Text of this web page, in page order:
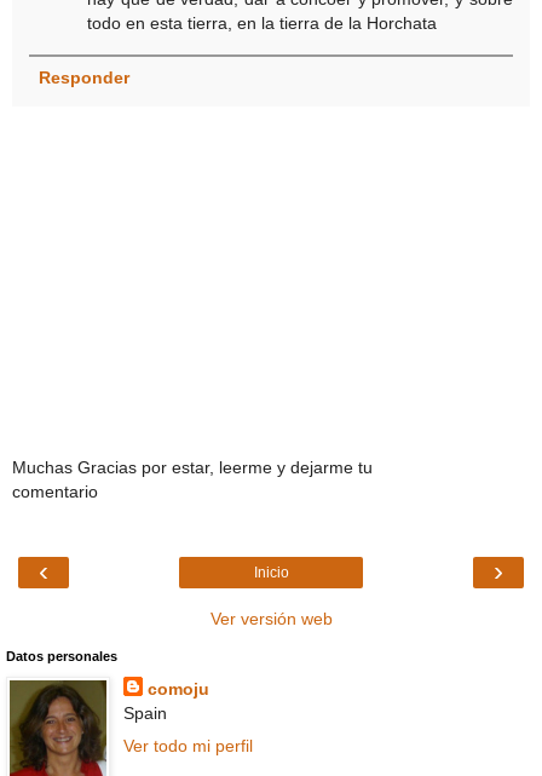
todo en esta tierra, en la tierra de la Horchata
Responder
Muchas Gracias por estar, leerme y dejarme tu
comentario
‹ ›
Inicio
Ver versión web
Datos personales
comoju
Spain
Ver todo mi perfil